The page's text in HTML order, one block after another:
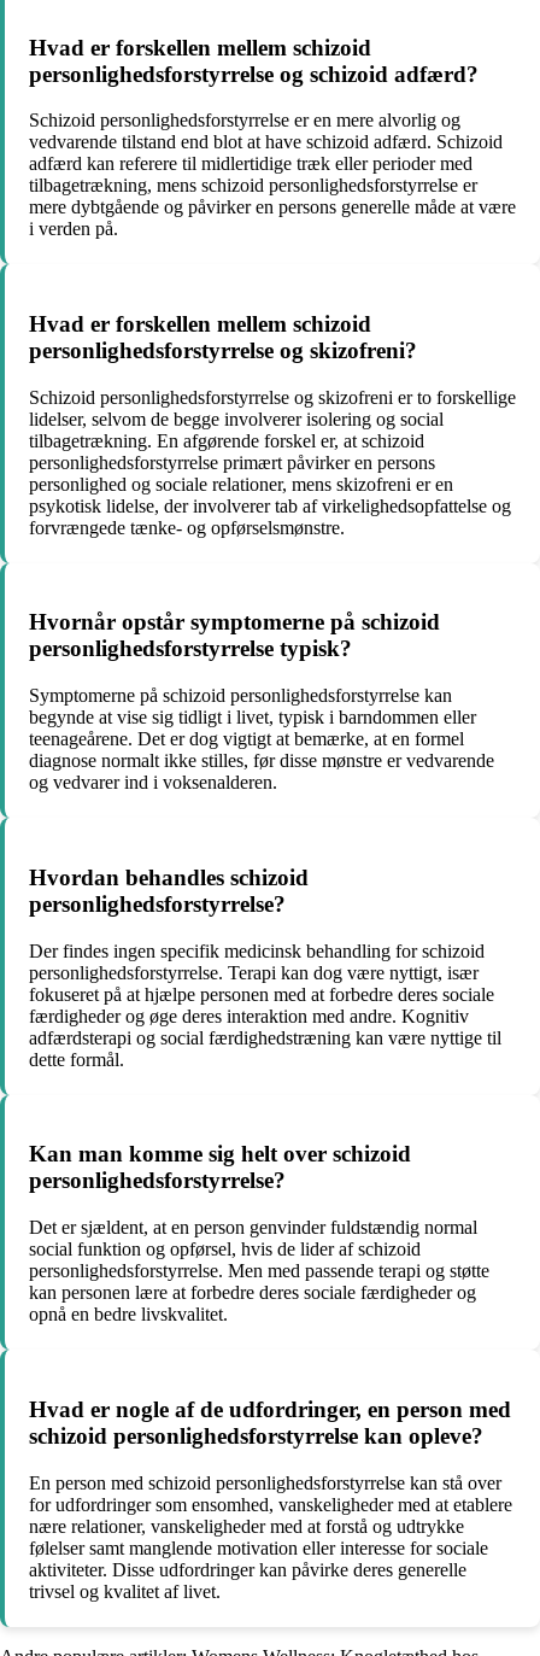
Hvad er forskellen mellem schizoid
personlighedsforstyrrelse og schizoid adfærd?
Schizoid personlighedsforstyrrelse er en mere alvorlig og
vedvarende tilstand end blot at have schizoid adfærd. Schizoid
adfærd kan referere til midlertidige træk eller perioder med
tilbagetrækning, mens schizoid personlighedsforstyrrelse er
mere dybtgående og påvirker en persons generelle måde at være
i verden på.
Hvad er forskellen mellem schizoid
personlighedsforstyrrelse og skizofreni?
Schizoid personlighedsforstyrrelse og skizofreni er to forskellige
lidelser, selvom de begge involverer isolering og social
tilbagetrækning. En afgørende forskel er, at schizoid
personlighedsforstyrrelse primært påvirker en persons
personlighed og sociale relationer, mens skizofreni er en
psykotisk lidelse, der involverer tab af virkelighedsopfattelse og
forvrængede tænke- og opførselsmønstre.
Hvornår opstår symptomerne på schizoid
personlighedsforstyrrelse typisk?
Symptomerne på schizoid personlighedsforstyrrelse kan
begynde at vise sig tidligt i livet, typisk i barndommen eller
teenageårene. Det er dog vigtigt at bemærke, at en formel
diagnose normalt ikke stilles, før disse mønstre er vedvarende
og vedvarer ind i voksenalderen.
Hvordan behandles schizoid
personlighedsforstyrrelse?
Der findes ingen specifik medicinsk behandling for schizoid
personlighedsforstyrrelse. Terapi kan dog være nyttigt, især
fokuseret på at hjælpe personen med at forbedre deres sociale
færdigheder og øge deres interaktion med andre. Kognitiv
adfærdsterapi og social færdighedstræning kan være nyttige til
dette formål.
Kan man komme sig helt over schizoid
personlighedsforstyrrelse?
Det er sjældent, at en person genvinder fuldstændig normal
social funktion og opførsel, hvis de lider af schizoid
personlighedsforstyrrelse. Men med passende terapi og støtte
kan personen lære at forbedre deres sociale færdigheder og
opnå en bedre livskvalitet.
Hvad er nogle af de udfordringer, en person med
schizoid personlighedsforstyrrelse kan opleve?
En person med schizoid personlighedsforstyrrelse kan stå over
for udfordringer som ensomhed, vanskeligheder med at etablere
nære relationer, vanskeligheder med at forstå og udtrykke
følelser samt manglende motivation eller interesse for sociale
aktiviteter. Disse udfordringer kan påvirke deres generelle
trivsel og kvalitet af livet.